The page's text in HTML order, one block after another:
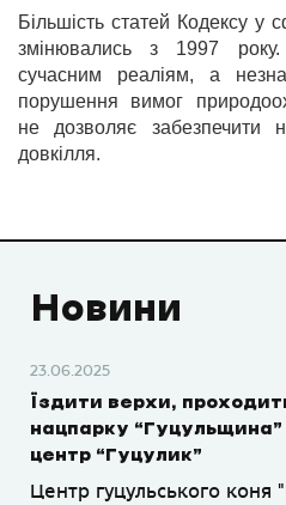
Більшість статей Кодексу у
змінювались з 1997
сучасним реаліям, а
порушення вимог
не дозволяє забезпечити
довкілля.
Новини
23.06.2025
Їздити верхи,
нацпарку “Гуцульщина”
центр “Гуцулик”
Центр гуцульського коня